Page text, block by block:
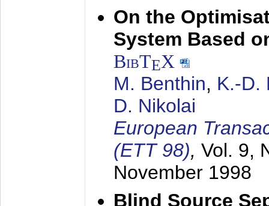
On the
System Based
BibTEX
M. Benthin, K.-D.
D. Nikolai
European
(ETT 98), Vol. 9,
November 1998
Blind Source